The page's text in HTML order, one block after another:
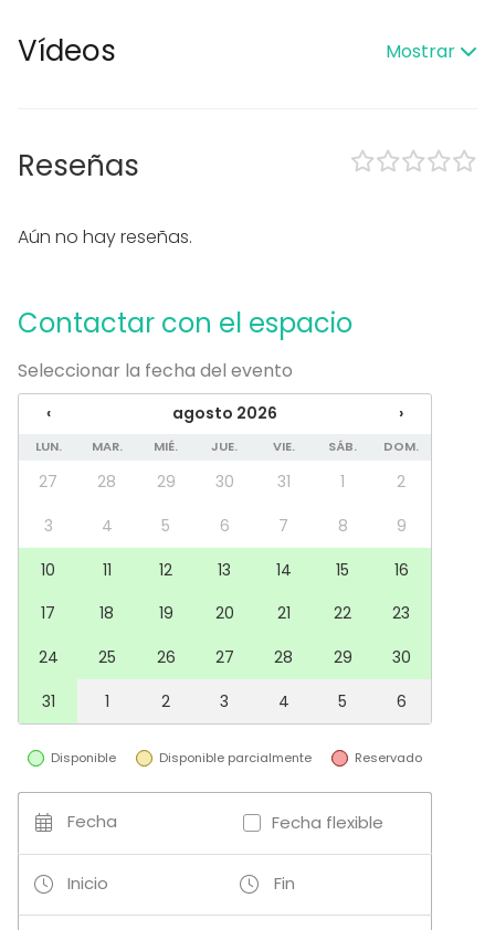
Zona exterior
Uso exclusivo
Tipo de eventos
Cena / Comida
Fiesta infantil
Celebración familiar
Team building / Recreación
Tipo de espacio
Restaurante
Sala de fiesta
Espacio recreativo
Terraza
Bar
Vídeos Mostrar
Reseñas
Aún no hay reseñas.
Contactar con el espacio
Seleccionar la fecha del evento
‹ agosto 2026 ›
LUN. MAR. MIÉ. JUE. VIE. SÁB. DOM.
27 28 29 30 31 1
2
3
4 5 6 7 8
9
10
11 12 13 14 15
16
17
18 19 20 21 22
23
24
25 26 27 28 29
30
31
1 2 3 4 5 6
Disponible Disponible parcialmente Reservado
Fecha Fecha flexible
Inicio Fin